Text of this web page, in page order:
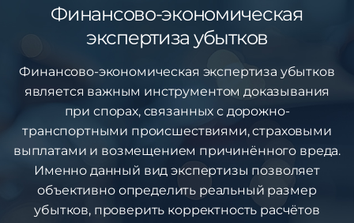
Финансово-экономическая
экспертиза убытков
Финансово-экономическая экспертиза убытков
является важным инструментом доказывания
при спорах, связанных с дорожно-
транспортными происшествиями, страховыми
выплатами и возмещением причинённого вреда.
Именно данный вид экспертизы позволяет
объективно определить реальный размер
убытков, проверить корректность расчётов